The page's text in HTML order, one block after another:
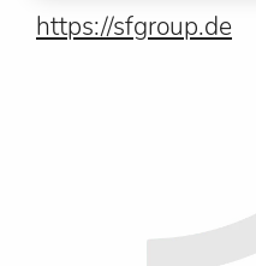
https://sfgroup.de